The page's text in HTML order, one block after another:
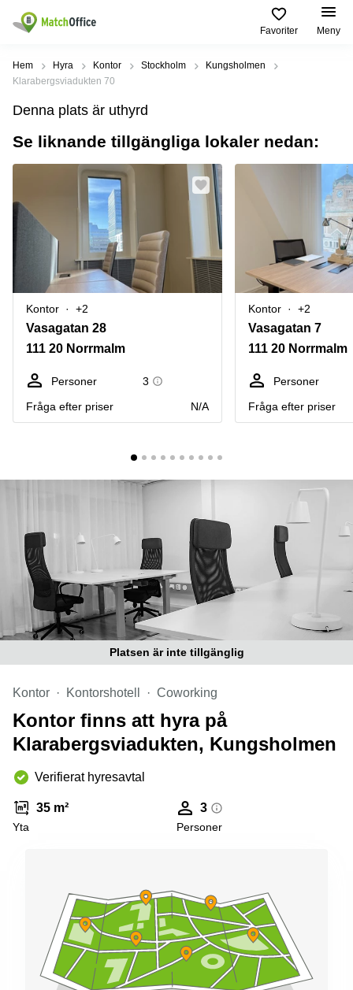
Favoriter Meny
Hyra / hyra ut
Kategorier
Kontor
Kontorshotell
space
Lagerlokaler
Industrilokaler
Butikslokaler
Verkstad
Mötesrum
kontor
Populära
Städer
Stockholm
Malmö
Uppsala
Norrköping
Östermalm
Skåne
Älvsjö
Vasastan
Populära
sökningar
Kontorshotell
Stockholm
Stockholm
Kontorshotell
Göteborg
Coworking
Stockholm
Kontorshotell
Malmö
Coworking
Malmö
Lediga
Lediga
lokaler
Hägersten
Hjälp
Om oss
Bli hyresvärd
Logga in
Hem Hyra Kontor Stockholm
Kungsholmen
Klarabergsviadukten 70
Denna plats är uthyrd
Se liknande tillgängliga lokaler nedan:
Kontor +2
Vasagatan 28
111 20 Norrmalm
Personer
3
Fråga efter priser
N/A
Kontor +2
Vasagatan 7
111 20 Norrmalm
Personer
Fråga efter priser
Platsen är inte tillgänglig
Kontor Kontorshotell Coworking
Kontor finns att hyra på
Klarabergsviadukten, Kungsholmen
Verifierat hyresavtal
35 m²
Yta
3
Personer